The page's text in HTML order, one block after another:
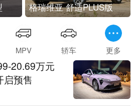
格瑞维亚 舒适PLUS版
MPV 轿车 更多
20.69万元
启预售